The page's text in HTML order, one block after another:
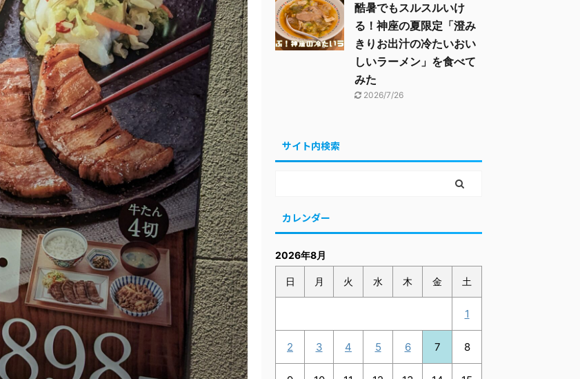
酷暑でもスルスルいけ
る！神座の夏限定「澄み
きりお出汁の冷たいおい
しいラーメン」を食べて
みた
2026/7/26
サイト内検索
カレンダー
2026年8月
日 月 火 水 木 金 土
1
2 3 4 5 6 7 8